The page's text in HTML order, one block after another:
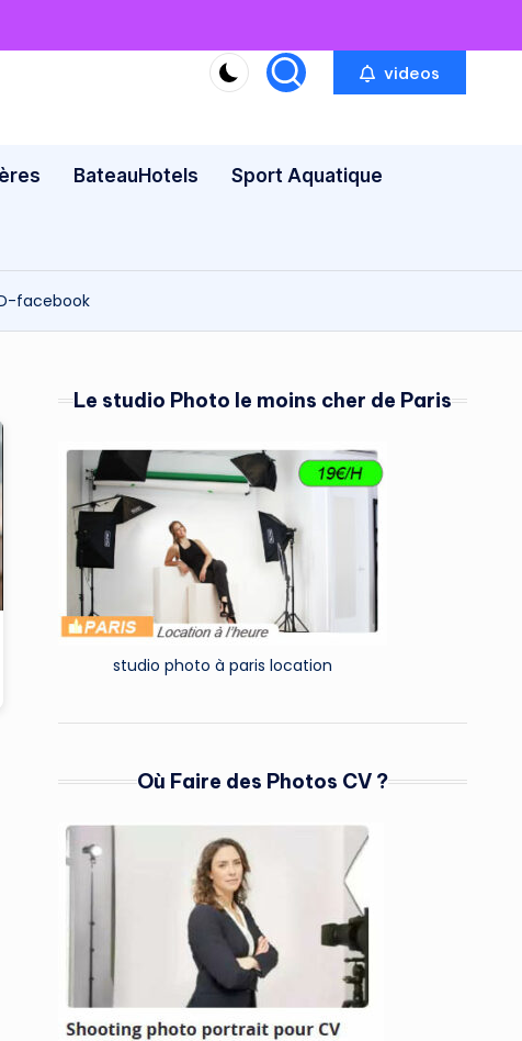
videos
BateauHotels Sport Aquatique
facebook
Le studio Photo le moins cher de Paris
studio photo à paris location
Où Faire des Photos CV ?